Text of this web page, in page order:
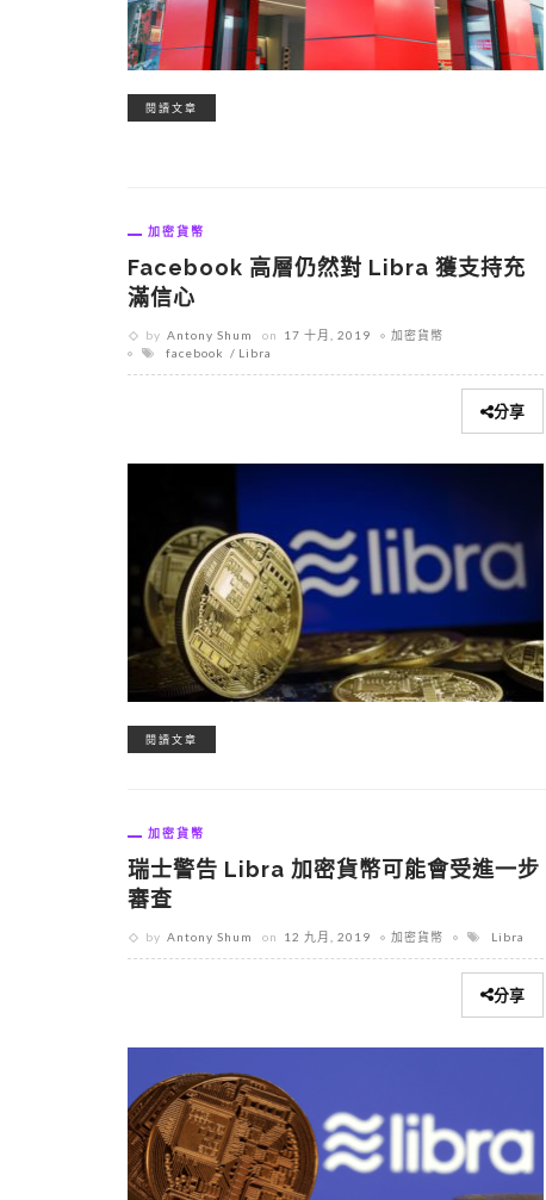
閱讀文章
加密貨幣
Facebook 高層仍然對 Libra 獲支持充
滿信心
by Antony Shum on 17 十月, 2019
加密貨幣
facebook
Libra
分享
閱讀文章
加密貨幣
瑞士警告 Libra 加密貨幣可能會受進一步
審查
by Antony Shum on 12 九月, 2019 加密貨幣 Libra
分享